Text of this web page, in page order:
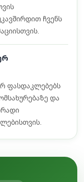
ჩვენს
ფასდაკლებებს
და